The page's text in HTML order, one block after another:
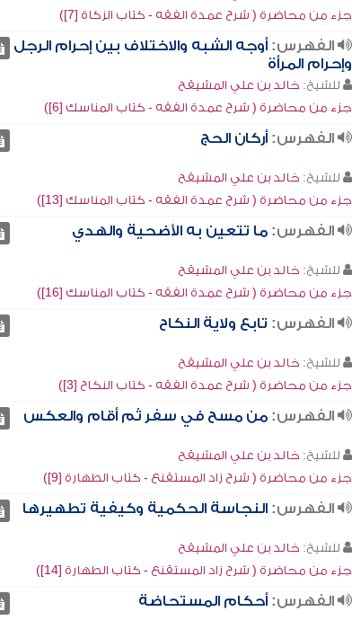
جزء من محاضرة ( شرح عمدة الفقه - كتاب الزكاة [7])
الفهرس: أوجه الشبه والاختلاف بين إحرام الرجل
وإحرام المرأة
للشيخ: خالد بن علي المشيقح
جزء من محاضرة ( شرح عمدة الفقه - كتاب المناسك [6])
الفهرس: أركان الحج
للشيخ: خالد بن علي المشيقح
جزء من محاضرة ( شرح عمدة الفقه - كتاب المناسك [13])
الفهرس: ما تتعين به الأضحية والهدي
للشيخ: خالد بن علي المشيقح
جزء من محاضرة ( شرح عمدة الفقه - كتاب المناسك [16])
الفهرس: تابع ولاية النكاح
للشيخ: خالد بن علي المشيقح
جزء من محاضرة ( شرح عمدة الفقه - كتاب النكاح [3])
الفهرس: من مسح في سفر ثم أقام والعكس
للشيخ: خالد بن علي المشيقح
جزء من محاضرة ( شرح زاد المستقنع - كتاب الطهارة [9])
الفهرس: النجاسة الحكمية وكيفية تطهيرها
للشيخ: خالد بن علي المشيقح
جزء من محاضرة ( شرح زاد المستقنع - كتاب الطهارة [14])
الفهرس: أحكام المستحاضة